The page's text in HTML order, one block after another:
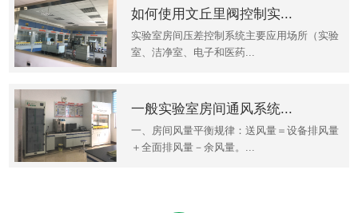
如何使用文丘里阀控制实...
实验室房间压差控制系统主要应用场所（实验
室、洁净室、电子和医药...
一般实验室房间通风系统...
一、房间风量平衡规律：送风量＝设备排风量
＋全面排风量－余风量。...